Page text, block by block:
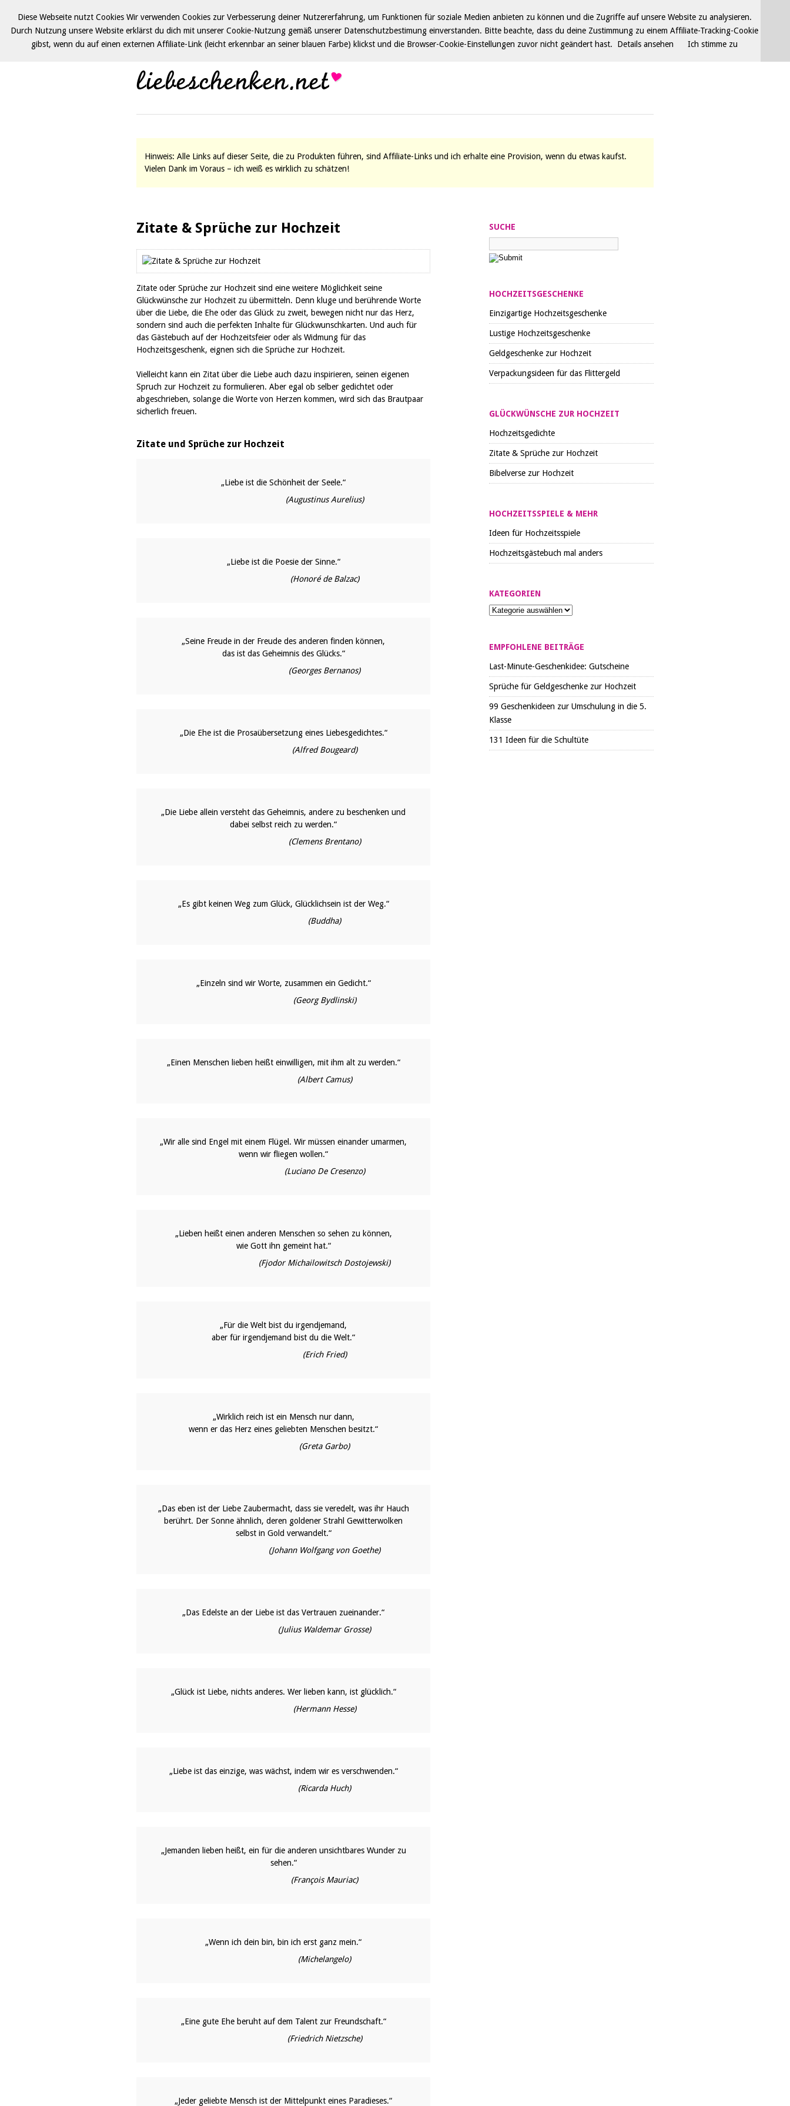
Hinweis: Alle Links auf dieser Seite, die zu Produkten führen, sind Affiliate-Links und ich erhalte eine Provision, wenn du etwas kaufst.
Vielen Dank im Voraus – ich weiß es wirklich zu schätzen!
Zitate & Sprüche zur Hochzeit
Zitate oder Sprüche zur Hochzeit sind eine weitere Möglichkeit seine
Glückwünsche zur Hochzeit zu übermitteln. Denn kluge und berührende Worte
über die Liebe, die Ehe oder das Glück zu zweit, bewegen nicht nur das Herz,
sondern sind auch die perfekten Inhalte für Glückwunschkarten. Und auch für
das Gästebuch auf der Hochzeitsfeier oder als Widmung für das
Hochzeitsgeschenk, eignen sich die Sprüche zur Hochzeit.
Vielleicht kann ein Zitat über die Liebe auch dazu inspirieren, seinen eigenen
Spruch zur Hochzeit zu formulieren. Aber egal ob selber gedichtet oder
abgeschrieben, solange die Worte von Herzen kommen, wird sich das Brautpaar
sicherlich freuen.
Zitate und Sprüche zur Hochzeit
„Liebe ist die Schönheit der Seele.“
(Augustinus Aurelius)
„Liebe ist die Poesie der Sinne.“
(Honoré de Balzac)
„Seine Freude in der Freude des anderen finden können,
das ist das Geheimnis des Glücks.“
(Georges Bernanos)
„Die Ehe ist die Prosaübersetzung eines Liebesgedichtes.“
(Alfred Bougeard)
„Die Liebe allein versteht das Geheimnis, andere zu beschenken und
dabei selbst reich zu werden.“
(Clemens Brentano)
„Es gibt keinen Weg zum Glück, Glücklichsein ist der Weg.“
(Buddha)
„Einzeln sind wir Worte, zusammen ein Gedicht.“
(Georg Bydlinski)
„Einen Menschen lieben heißt einwilligen, mit ihm alt zu werden.“
(Albert Camus)
„Wir alle sind Engel mit einem Flügel. Wir müssen einander umarmen,
wenn wir fliegen wollen.“
(Luciano De Cresenzo)
„Lieben heißt einen anderen Menschen so sehen zu können,
wie Gott ihn gemeint hat.“
(Fjodor Michailowitsch Dostojewski)
„Für die Welt bist du irgendjemand,
aber für irgendjemand bist du die Welt.“
(Erich Fried)
„Wirklich reich ist ein Mensch nur dann,
wenn er das Herz eines geliebten Menschen besitzt.“
(Greta Garbo)
„Das eben ist der Liebe Zaubermacht, dass sie veredelt, was ihr Hauch
berührt. Der Sonne ähnlich, deren goldener Strahl Gewitterwolken
selbst in Gold verwandelt.“
(Johann Wolfgang von Goethe)
„Das Edelste an der Liebe ist das Vertrauen zueinander.“
(Julius Waldemar Grosse)
„Glück ist Liebe, nichts anderes. Wer lieben kann, ist glücklich.“
(Hermann Hesse)
„Liebe ist das einzige, was wächst, indem wir es verschwenden.“
(Ricarda Huch)
„Jemanden lieben heißt, ein für die anderen unsichtbares Wunder zu
sehen.“
(François Mauriac)
„Wenn ich dein bin, bin ich erst ganz mein.“
(Michelangelo)
„Eine gute Ehe beruht auf dem Talent zur Freundschaft.“
(Friedrich Nietzsche)
„Jeder geliebte Mensch ist der Mittelpunkt eines Paradieses.“
SUCHE
HOCHZEITSGESCHENKE
Einzigartige Hochzeitsgeschenke
Lustige Hochzeitsgeschenke
Geldgeschenke zur Hochzeit
Verpackungsideen für das Flittergeld
GLÜCKWÜNSCHE ZUR HOCHZEIT
Hochzeitsgedichte
Zitate & Sprüche zur Hochzeit
Bibelverse zur Hochzeit
HOCHZEITSSPIELE & MEHR
Ideen für Hochzeitsspiele
Hochzeitsgästebuch mal anders
KATEGORIEN
EMPFOHLENE BEITRÄGE
Last-Minute-Geschenkidee: Gutscheine
Sprüche für Geldgeschenke zur Hochzeit
99 Geschenkideen zur Umschulung in die 5.
Klasse
131 Ideen für die Schultüte
Diese Webseite nutzt Cookies Wir verwenden Cookies zur Verbesserung deiner Nutzererfahrung, um Funktionen für soziale Medien anbieten zu können und die Zugriffe auf unsere Website zu analysieren.
Durch Nutzung unsere Website erklärst du dich mit unserer Cookie-Nutzung gemäß unserer Datenschutzbestimung einverstanden. Bitte beachte, dass du deine Zustimmung zu einem Affiliate-Tracking-Cookie
gibst, wenn du auf einen externen Affiliate-Link (leicht erkennbar an seiner blauen Farbe) klickst und die Browser-Cookie-Einstellungen zuvor nicht geändert hast.
Details ansehen Ich stimme zu